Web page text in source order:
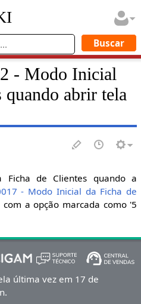
- Modo Inicial
abrir tela
de Clientes quando a
- Modo Inicial da Ficha de
a opção marcada como '5
última vez em 17 de